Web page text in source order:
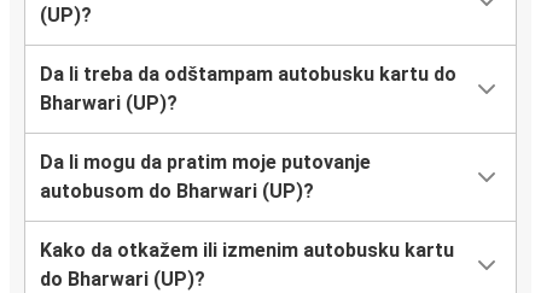
(UP)?
Da li treba da odštampam autobusku kartu do
Bharwari (UP)?
Da li mogu da pratim moje putovanje
autobusom do Bharwari (UP)?
Kako da otkažem ili izmenim autobusku kartu
do Bharwari (UP)?